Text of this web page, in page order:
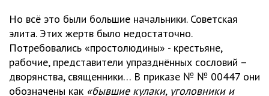
Но всё это были большие начальники. Советская
элита. Этих жертв было недостаточно.
Потребовались «простолюдины» - крестьяне,
рабочие, представители упразднённых сословий –
дворянства, священники… В приказе № № 00447 они
обозначены как «бывшие кулаки, уголовники и